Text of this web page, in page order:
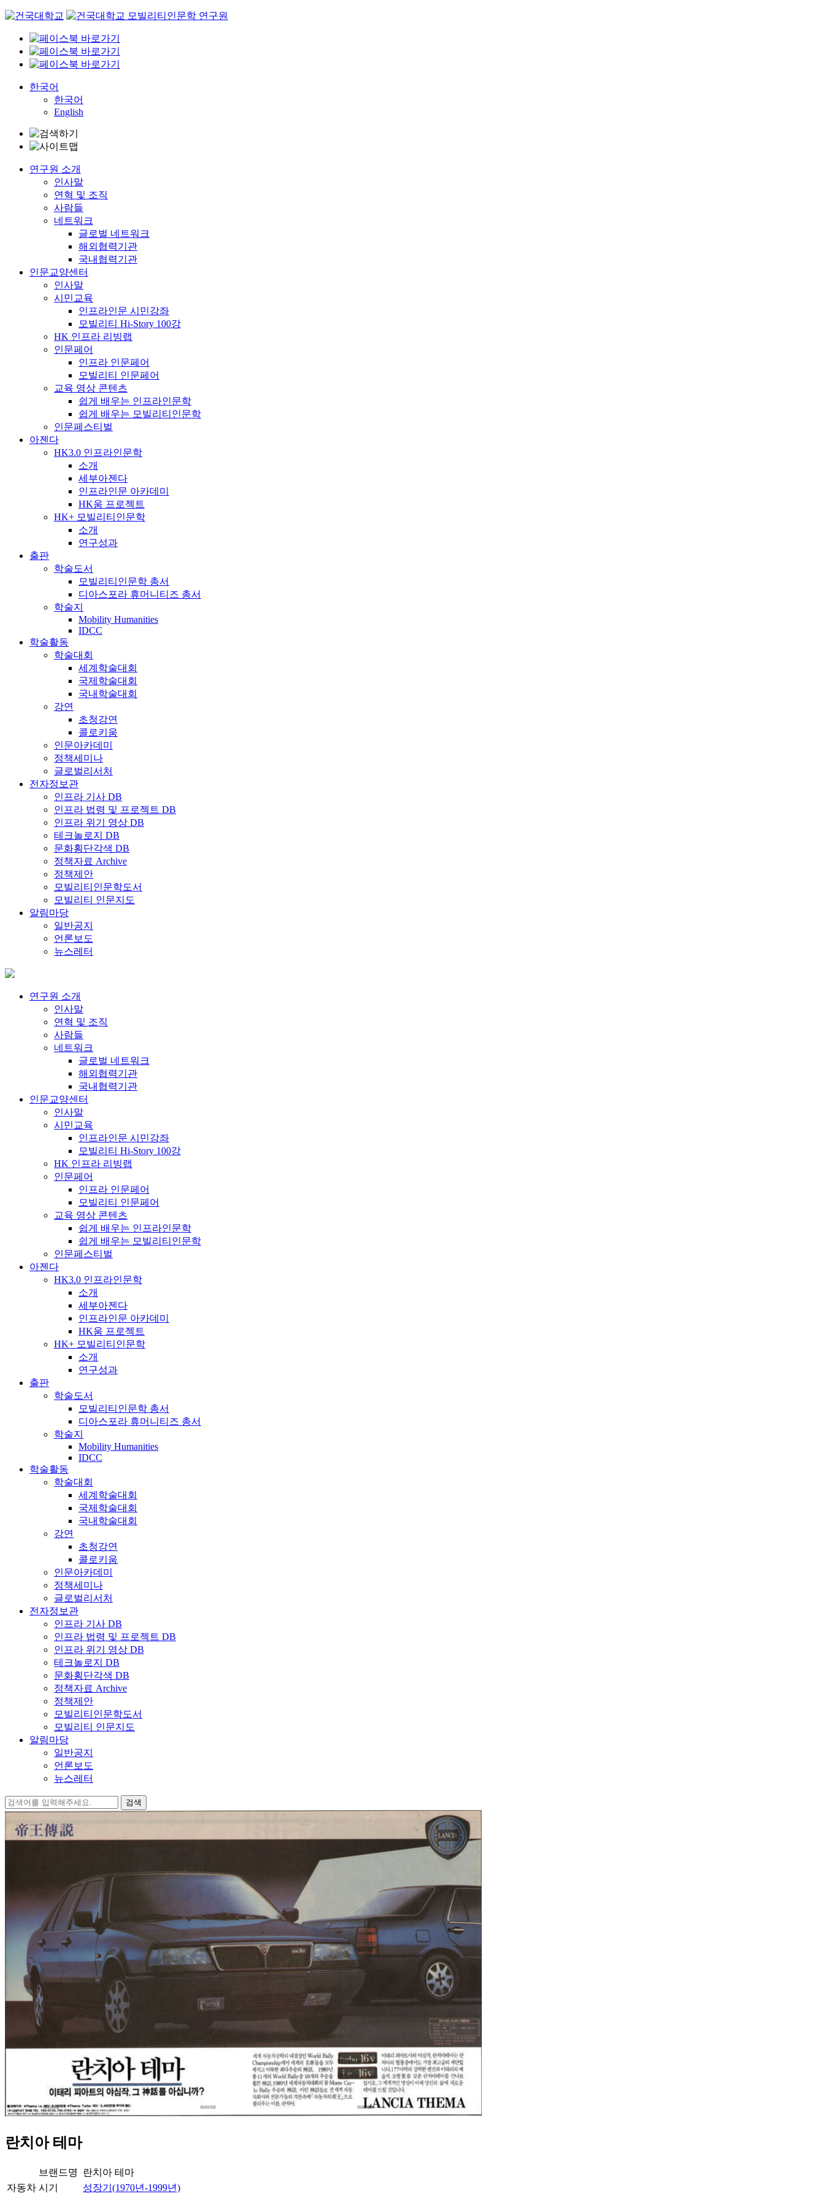
Skip
content
한국어
한국어
English
연구원 소개
인사말
연혁 및 조직
사람들
네트워크
글로벌 네트워크
해외협력기관
국내협력기관
인문교양센터
인사말
시민교육
인프라인문 시민강좌
모빌리티 Hi-Story 100강
HK 인프라 리빙랩
인문페어
인프라 인문페어
모빌리티 인문페어
교육 영상 콘텐츠
쉽게 배우는 인프라인문학
쉽게 배우는 모빌리티인문학
인문페스티벌
아젠다
HK3.0 인프라인문학
소개
세부아젠다
인프라인문 아카데미
HK움 프로젝트
HK+ 모빌리티인문학
소개
연구성과
출판
학술도서
모빌리티인문학 총서
디아스포라 휴머니티즈 총서
학술지
Mobility Humanities
IDCC
학술활동
학술대회
세계학술대회
국제학술대회
국내학술대회
강연
초청강연
콜로키움
인문아카데미
정책세미나
글로벌리서처
전자정보관
인프라 기사 DB
인프라 법령 및 프로젝트 DB
인프라 위기 영상 DB
테크놀로지 DB
문화횡단각색 DB
정책자료 Archive
정책제안
모빌리티인문학도서
모빌리티 인문지도
알림마당
일반공지
언론보도
뉴스레터
연구원 소개
인사말
연혁 및 조직
사람들
네트워크
글로벌 네트워크
해외협력기관
국내협력기관
인문교양센터
인사말
시민교육
인프라인문 시민강좌
모빌리티 Hi-Story 100강
HK 인프라 리빙랩
인문페어
인프라 인문페어
모빌리티 인문페어
교육 영상 콘텐츠
쉽게 배우는 인프라인문학
쉽게 배우는 모빌리티인문학
인문페스티벌
아젠다
HK3.0 인프라인문학
소개
세부아젠다
인프라인문 아카데미
HK움 프로젝트
HK+ 모빌리티인문학
소개
연구성과
출판
학술도서
모빌리티인문학 총서
디아스포라 휴머니티즈 총서
학술지
Mobility Humanities
IDCC
학술활동
학술대회
세계학술대회
국제학술대회
국내학술대회
강연
초청강연
콜로키움
인문아카데미
정책세미나
글로벌리서처
전자정보관
인프라 기사 DB
인프라 법령 및 프로젝트 DB
인프라 위기 영상 DB
테크놀로지 DB
문화횡단각색 DB
정책자료 Archive
정책제안
모빌리티인문학도서
모빌리티 인문지도
알림마당
일반공지
언론보도
뉴스레터
검
색:
란치아 테마
자동차
브랜드명
란치아 테마
시기
성장기(1970년-1999년)